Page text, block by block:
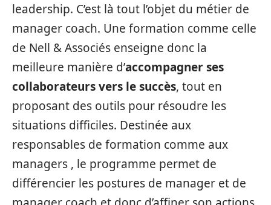
leadership. C’est là tout l’objet du métier de
manager coach. Une formation comme celle
de Nell & Associés enseigne donc la
meilleure manière d’accompagner ses
collaborateurs vers le succès, tout en
proposant des outils pour résoudre les
situations difficiles. Destinée aux
responsables de formation comme aux
managers , le programme permet de
différencier les postures de manager et de